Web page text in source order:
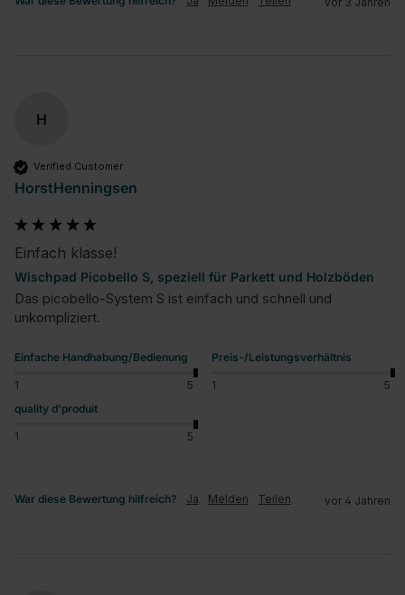
H
Verified Customer
HorstHenningsen
Einfach klasse!
Wischpad Picobello S, speziell für Parkett und Holzböden
Das picobello-System S ist einfach und schnell und
unkompliziert.
Einfache Handhabung/Bedienung
1 5
Preis-/Leistungsverhältnis
1
5
quality d'produit
1 5
War diese Bewertung hilfreich? Ja Melden Teilen vor 4 Jahren